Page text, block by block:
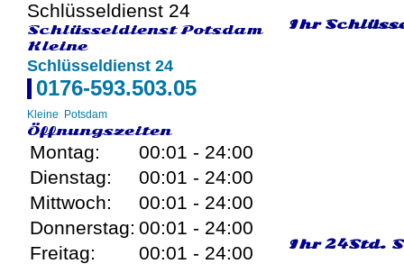
Schlüsseldienst Potsdam
Kleine
Schlüsseldienst 24
0176-593.503.05
Kleine Potsdam
Öffnungszeiten
Montag:
00:01 - 24:00
Dienstag:
00:01 - 24:00
Mittwoch:
00:01 - 24:00
Donnerstag: 00:01 - 24:00
Freitag:
00:01 - 24:00
Ihr
Ihr 24Std.